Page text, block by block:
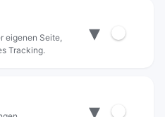
eigenen Seite,
Tracking.
▾
▾